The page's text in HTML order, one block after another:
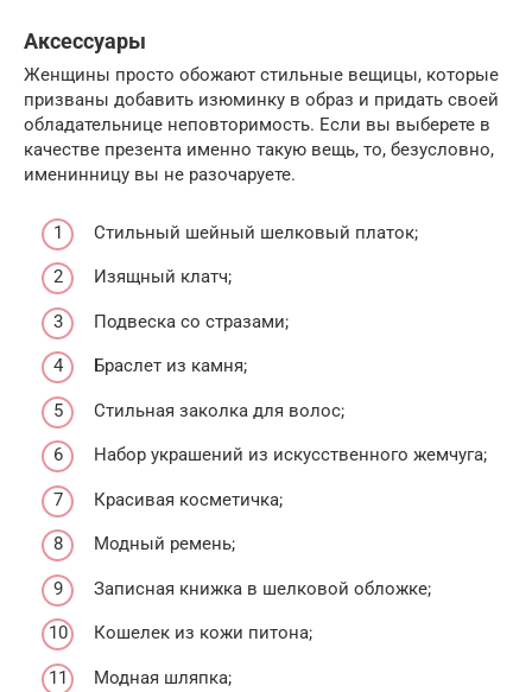
Аксессуары
Женщины просто обожают стильные вещицы, которые
призваны добавить изюминку в образ и придать своей
обладательнице неповторимость. Если вы выберете в
качестве презента именно такую вещь, то, безусловно,
именинницу вы не разочаруете.
Стильный шейный шелковый платок;
Изящный клатч;
Подвеска со стразами;
Браслет из камня;
Стильная заколка для волос;
Набор украшений из искусственного жемчуга;
Красивая косметичка;
Модный ремень;
Записная книжка в шелковой обложке;
Кошелек из кожи питона;
Модная шляпка;